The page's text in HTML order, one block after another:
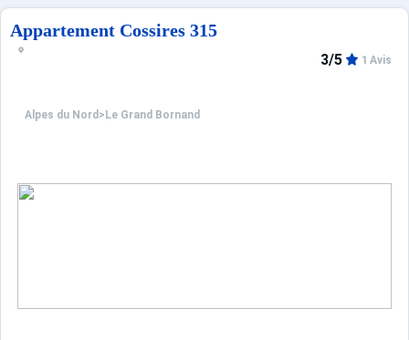
Appartement Cossires 315
Alpes du Nord > Le Grand Bornand
3/5 1 Avis